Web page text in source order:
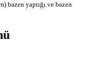
bazen yaptığı ve bazen